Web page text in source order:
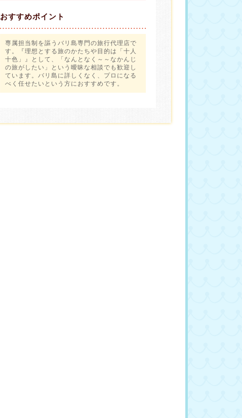
おすすめポイント
専属担当制を謳うバリ島専門の旅行代理店で
す。『理想とする旅のかたちや目的は「十人
十色」』として、「なんとなく～～なかんじ
の旅がしたい」という曖昧な相談でも歓迎し
ています。バリ島に詳しくなく、プロになる
べく任せたいという方におすすめです。